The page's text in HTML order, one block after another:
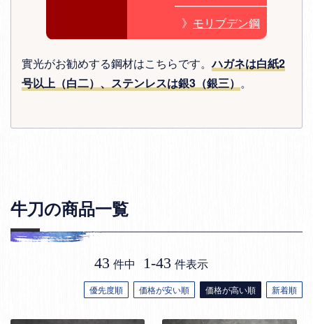
》 モリブデン鋼
實光がお勧めする鋼材はこちらです。ハガネは白紙2
号以上（白二）、ステンレスは銀3（銀三） 。
牛刀の商品一覧
優先度順 価格が安い順 価格が高い順 新着順
43 件中 1-43 件表示